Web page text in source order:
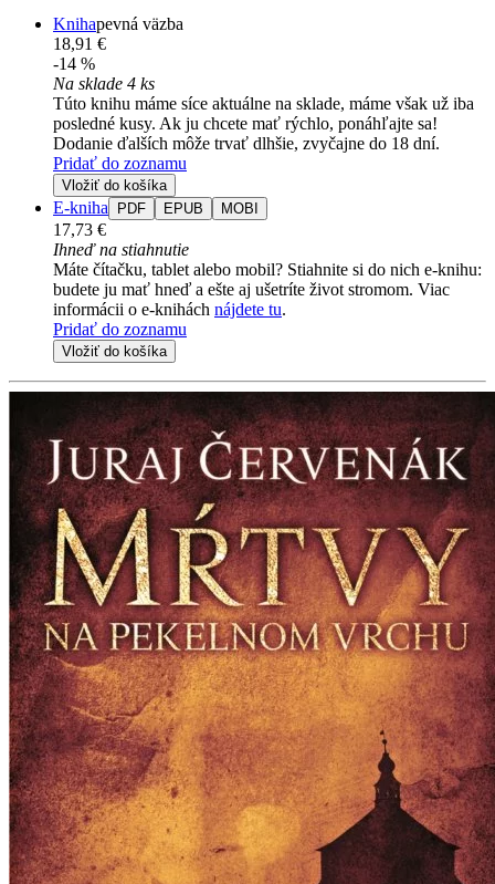
Knihapevná väzba
18,91 €
-14 %
Na sklade 4 ks
Túto knihu máme síce aktuálne na sklade, máme však už iba
posledné kusy. Ak ju chcete mať rýchlo, ponáhľajte sa!
Dodanie ďalších môže trvať dlhšie, zvyčajne do 18 dní.
Pridať do zoznamu
Vložiť do košíka
E-kniha PDF EPUB MOBI
17,73 €
Ihneď na stiahnutie
Máte čítačku, tablet alebo mobil? Stiahnite si do nich e-knihu:
budete ju mať hneď a ešte aj ušetríte život stromom. Viac
informácii o e-knihách nájdete tu.
Pridať do zoznamu
Vložiť do košíka